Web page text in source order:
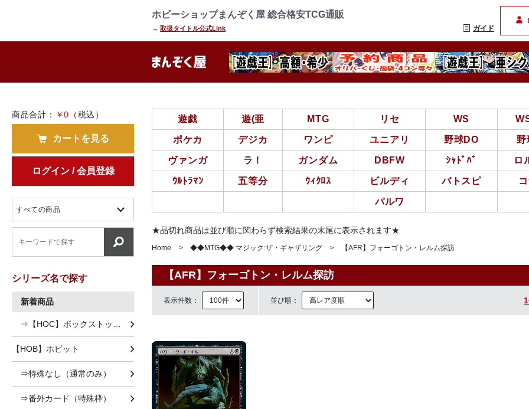
=================================
ホビーショップまんぞく屋 総合格安TCG通販
→ 取扱タイトル公式Link ガイド
まんぞく屋 格安TCG通
商品合計： ￥0 （税込）
カートを見る
ログイン / 会員登録
シリーズ名で探す
新着商品
【HOB】ホビット
⇒特殊なし（通常のみ）
⇒番外カード（特殊枠）
遊戯 遊(亜 MTG リセ WS
ポケカ デジカ ワンピ ユニアリ 野球DO 野
ヴァンガ ラ！ ガンダム DBFW ｼｬﾄﾞﾊﾞ ロ
ｳﾙﾄﾗﾏﾝ 五等分 ｳｨｸﾛｽ ビルディ バトスピ
パルワ
★品切れ商品は並び順に関わらず検索結果の末尾に表示されます★
Home ◆◆MTG◆◆ マジック:ザ・ギャザリング 【AFR】フォーゴトン・レルム探訪
【AFR】フォーゴトン・レルム探訪
表示件数： 並び順：